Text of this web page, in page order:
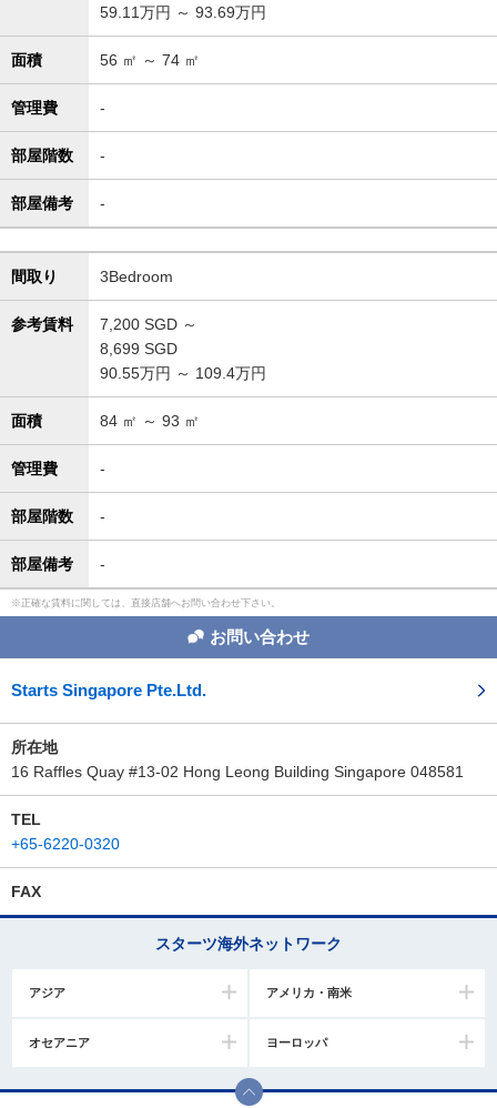
59.11万円 ～ 93.69万円
面積 56 ㎡ ～ 74 ㎡
管理費 -
部屋階数 -
部屋備考 -
間取り 3Bedroom
参考賃料 7,200 SGD ～
8,699 SGD
90.55万円 ～ 109.4万円
面積 84 ㎡ ～ 93 ㎡
管理費 -
部屋階数 -
部屋備考 -
正確な賃料に関しては、直接店舗へお問い合わせ下さい。
お問い合わせ
Starts Singapore Pte.Ltd.
所在地
16 Raffles Quay #13-02 Hong Leong Building Singapore 048581
TEL
+65-6220-0320
FAX
スターツ海外ネットワーク
アジア アメリカ・南米
オセアニア ヨーロッパ